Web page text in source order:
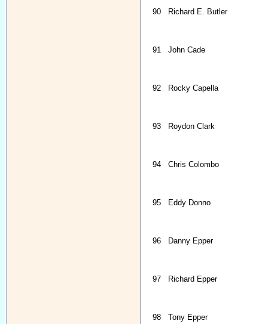
90 Richard E. Butler
91 John Cade
92 Rocky Capella
93 Roydon Clark
94 Chris Colombo
95 Eddy Donno
96 Danny Epper
97 Richard Epper
98 Tony Epper